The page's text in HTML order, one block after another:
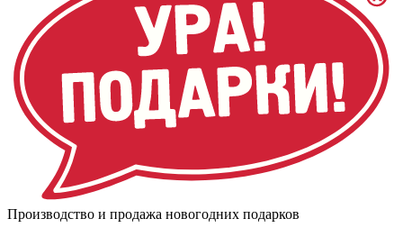
Производство и продажа новогодних подарков